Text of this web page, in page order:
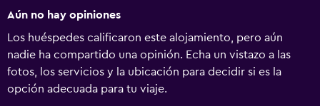
Aún no hay opiniones
Los huéspedes calificaron este alojamiento, pero aún
nadie ha compartido una opinión. Echa un vistazo a las
fotos, los servicios y la ubicación para decidir si es la
opción adecuada para tu viaje.